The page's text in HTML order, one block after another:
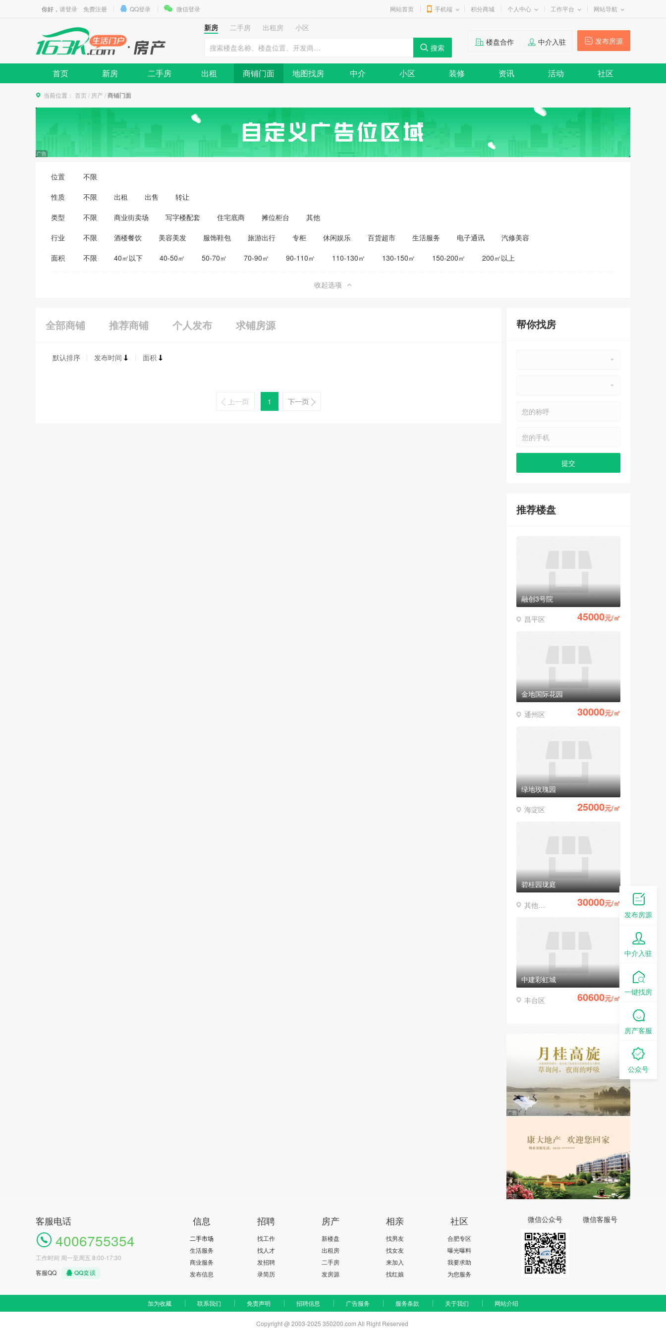
你好， 请登录 免费注册 QQ登录 微信登录 网站首页 手机端 积分商城 个人中心 工作平台 网站导航
新房 二手房 出租房
小区
发布房源
楼盘合作 中介入驻
首页 新房 二手房 出租 商铺门面 地图找房 中介 小区 装修 资讯 活动 社区
当前位置： 首页 / 房产/商铺门面
位置 不限
性质 不限 出租 出售 转让
类型 不限 商业街卖场 写字楼配套 住宅底商 摊位柜台 其他
行业 不限 酒楼餐饮 美容美发 服饰鞋包 旅游出行 专柜 休闲娱乐 百货超市 生活服务 电子通讯
汽修美容
医药保健
家居建材
面积 不限 40㎡以下 40-50㎡ 50-70㎡ 70-90㎡ 90-110㎡ 110-130㎡ 130-150㎡ 150-200㎡ 200㎡以上
收起选项
全部商铺 推荐商铺 个人发布 求铺房源
默认排序 发布时间 面积
1
帮你找房
推荐楼盘
融创3号院
昌平区 45000元/㎡
金地国际花园
通州区 30000元/㎡
绿地玫瑰园
海淀区 25000元/㎡
碧桂园珑庭
其他区县 30000元/㎡
中建彩虹城
丰台区 60600元/㎡
客服电话
4006755354
工作时间 周一至周五 8:00-17:30
客服QQ
信息
二手市场
生活服务
商业服务
发布信息
招聘
找工作
找人才
发招聘
录简历
房产
新楼盘
出租房
二手房
发房源
相亲
找男友
找女友
来加入
找红娘
社区
合肥专区
曝光曝料
我要求助
为您服务
微信公众号 微信客服号
加为收藏 联系我们 免责声明 招聘信息 广告服务 服务条款 关于我们 网站介绍
Copyright @ 2003-2025 350200.com All Right Reserved
发布房源
中介入驻
一键找房
房产客服
公众号